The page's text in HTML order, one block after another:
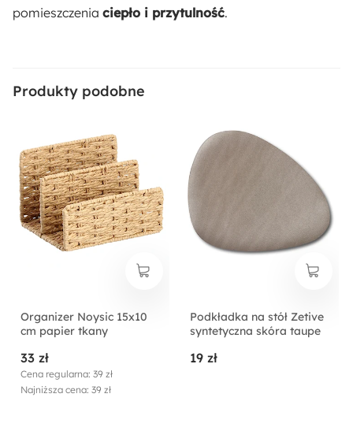
pomieszczenia ciepło i przytulność.
Produkty podobne
Organizer Noysic 15x10
cm papier tkany
33 zł
Cena regularna: 39 zł
Najniższa cena: 39 zł
Podkładka na stół Zetive
syntetyczna skóra taupe
19 zł